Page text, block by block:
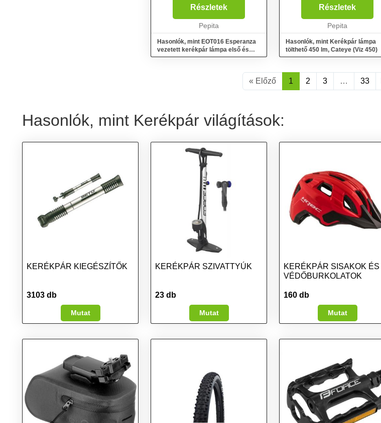
fehér fényű első lámpából és egy
piros fényű hátsó lámpából áll.
Minden lámpa 1 er...
Részletek
Pepita
Hasonlók, mint EOT016 Esperanza
vezetett kerékpár lámpa első és
hátsó szett acrux
érzékeljen téged. Épp ezért van
szükséged egy megfelelő hátsó
kerékpár lámpára! A...
Részletek
Pepita
Hasonlók, mint Kerékpár lámpa
tölthető 450 lm, Cateye (Viz 450)
« Előző 1 2 3 … 33
Hasonlók, mint Kerékpár világítások:
KERÉKPÁR KIEGÉSZÍTŐK
3103 db
Mutat
KERÉKPÁR SZIVATTYÚK
23 db
Mutat
KERÉKPÁR SISAKOK ÉS
VÉDŐBURKOLATOK
160 db
Mutat